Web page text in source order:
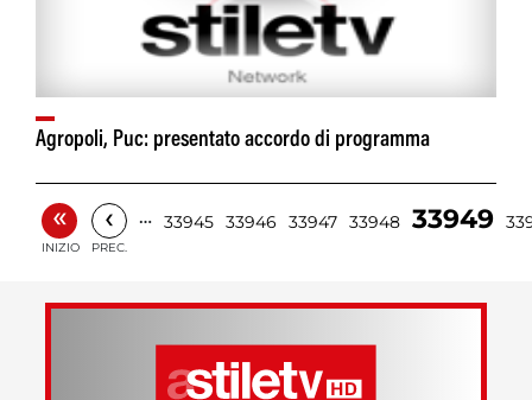
Agropoli, Puc: presentato accordo di programma
«
INIZIO
‹
PREC.
… 33945 33946 33947 33948 33949